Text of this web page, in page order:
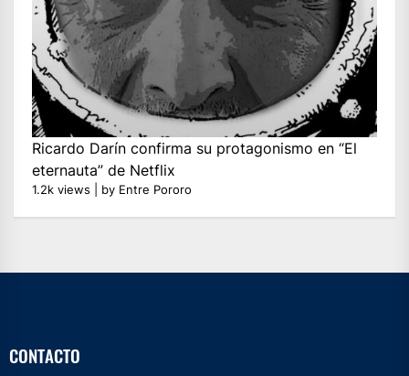
Ricardo Darín confirma su protagonismo en “El
eternauta” de Netflix
1.2k views by Entre Pororo
CONTACTO